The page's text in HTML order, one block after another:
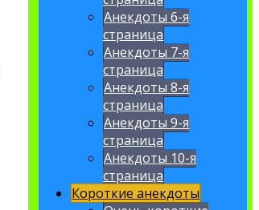
Анекдоты 6-я
страница
Анекдоты 7-я
страница
Анекдоты 8-я
страница
Анекдоты 9-я
страница
Анекдоты 10-я
страница
Короткие анекдоты